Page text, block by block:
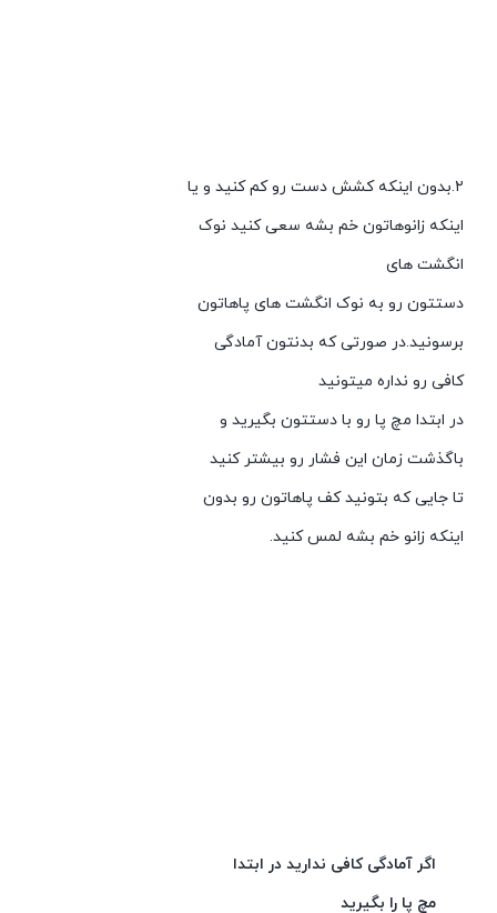
۲.بدون اینکه کشش دست رو کم کنید و یا
اینکه زانوهاتون خم بشه سعی کنید نوک
انگشت های
دستتون رو به نوک انگشت های پاهاتون
برسونید.در صورتی که بدنتون آمادگی
کافی رو نداره میتونید
در ابتدا مچ پا رو با دستتون بگیرید و
با‌گذشت زمان این فشار رو بیشتر کنید
تا جایی که بتونید کف پاهاتون رو بدون
اینکه زانو خم بشه لمس کنید.
اگر آمادگی کافی ندارید در ابتدا
مچ پا را بگیرید